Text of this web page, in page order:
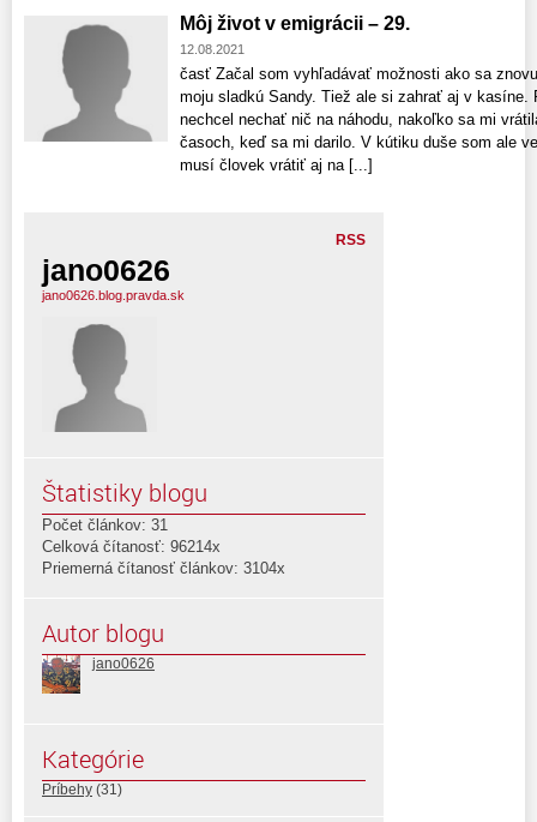
Môj život v emigrácii – 29.
12.08.2021
časť Začal som vyhľadávať možnosti ako sa
moju sladkú Sandy. Tiež ale si zahrať aj v kasíne.
nechcel nechať nič na náhodu, nakoľko sa mi
časoch, keď sa mi darilo. V kútiku duše som ale
musí človek vrátiť aj na [...]
RSS
jano0626
jano0626.blog.pravda.sk
Štatistiky blogu
Počet článkov: 31
Celková čítanosť: 96214x
Priemerná čítanosť článkov: 3104x
Autor blogu
jano0626
Kategórie
Príbehy (31)